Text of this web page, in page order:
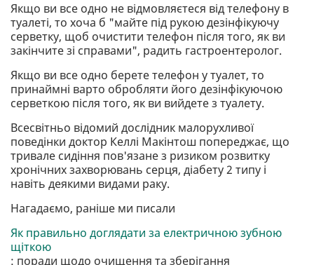
Якщо ви все одно не відмовляєтеся від телефону в
туалеті, то хоча б "майте під рукою дезінфікуючу
серветку, щоб очистити телефон після того, як ви
закінчите зі справами", радить гастроентеролог.
Якщо ви все одно берете телефон у туалет, то
принаймні варто обробляти його дезінфікуючою
серветкою після того, як ви вийдете з туалету.
Всесвітньо відомий дослідник малорухливої
поведінки доктор Келлі Макінтош попереджає, що
тривале сидіння пов'язане з ризиком розвитку
хронічних захворювань серця, діабету 2 типу і
навіть деякими видами раку.
Нагадаємо, раніше ми писали
Як правильно доглядати за електричною зубною
щіткою
: поради щодо очищення та зберігання